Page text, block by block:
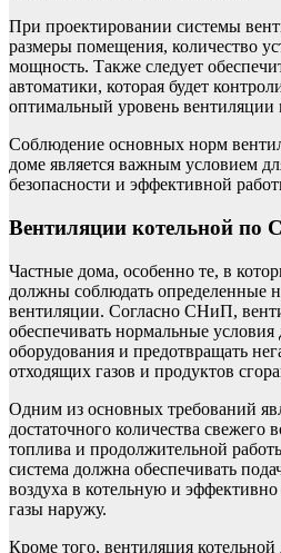
При проектировании системы
размеры помещения, количество
мощность. Также следует
автоматики, которая будет
оптимальный уровень вентиляции
Соблюдение основных норм
доме является важным условием
безопасности и эффективной
Вентиляции котельной по
Частные дома, особенно те, в
должны соблюдать определенные
вентиляции. Согласно СНиП,
обеспечивать нормальные условия
оборудования и предотвращать
отходящих газов и продуктов
Одним из основных требований
достаточного количества свежего
топлива и продолжительной
система должна обеспечивать
воздуха в котельную и
газы наружу.
Кроме того, вентиляция